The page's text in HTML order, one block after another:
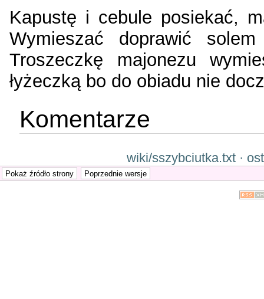
Kapustę i cebule posiekać,
Wymieszać doprawić
Troszeczkę majonezu
łyżeczką bo do obiadu nie
Komentarze
wiki/sszybciutka.txt ·